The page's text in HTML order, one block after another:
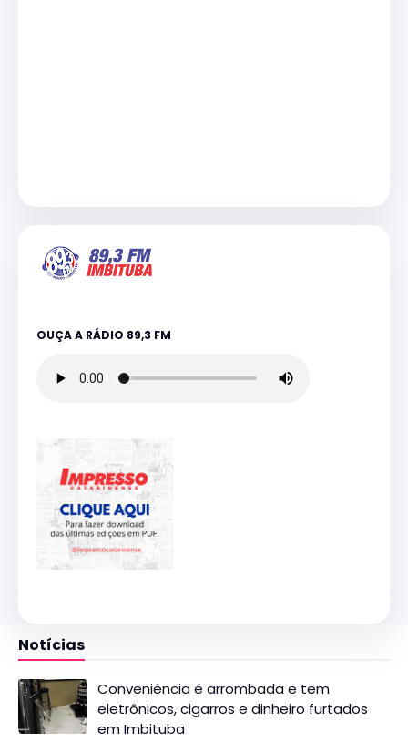
OUÇA A RÁDIO 89,3 FM
Notícias
Conveniência é arrombada e tem
eletrônicos, cigarros e dinheiro furtados
em Imbituba